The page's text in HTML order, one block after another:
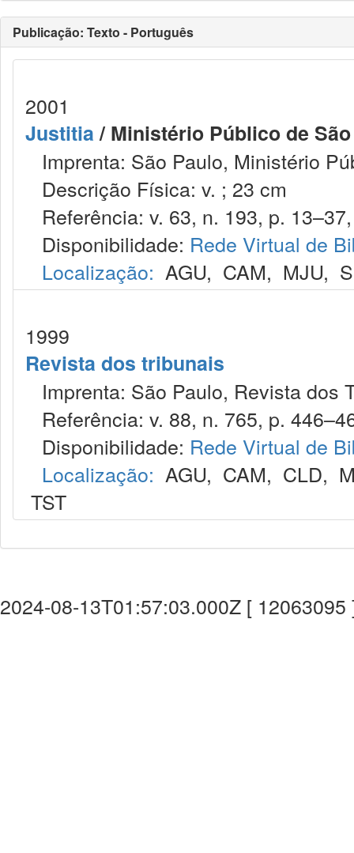
Publicação: Texto - Português
2001
Justitia/ Ministério Público de
Imprenta: São Paulo, Ministério
Descrição Física: v. ; 23 cm
Referência: v. 63, n. 193, p.
Disponibilidade: Rede Virtual de
Localização: AGU, CAM, MJU,
1999
Revista dos tribunais
Imprenta: São Paulo, Revista dos
Referência: v. 88, n. 765, p.
Disponibilidade: Rede Virtual de
Localização: AGU, CAM, CLD,
TST
2024-08-13T01:57:03.000Z [ 12063095